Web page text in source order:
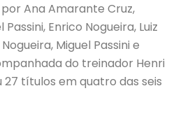
Ana Amarante Cruz,
Enrico Nogueira, Luiz
Miguel Passini e
do treinador Henri
27 títulos em quatro das seis